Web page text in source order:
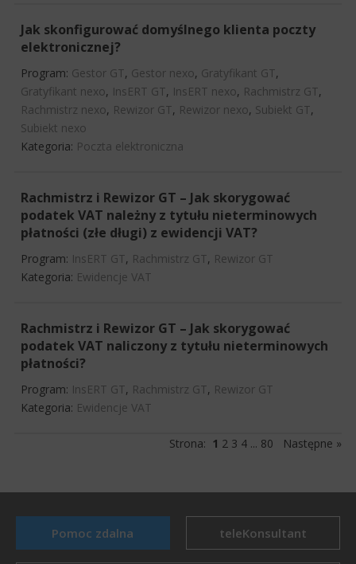
Jak skonfigurować domyślnego klienta poczty
elektronicznej?
Program: Gestor GT, Gestor nexo, Gratyfikant GT,
Gratyfikant nexo, InsERT GT, InsERT nexo, Rachmistrz GT,
Rachmistrz nexo, Rewizor GT, Rewizor nexo, Subiekt GT,
Subiekt nexo
Kategoria: Poczta elektroniczna
Rachmistrz i Rewizor GT – Jak skorygować
podatek VAT należny z tytułu nieterminowych
płatności (złe długi) z ewidencji VAT?
Program: InsERT GT, Rachmistrz GT, Rewizor GT
Kategoria: Ewidencje VAT
Rachmistrz i Rewizor GT – Jak skorygować
podatek VAT naliczony z tytułu nieterminowych
płatności?
Program: InsERT GT, Rachmistrz GT, Rewizor GT
Kategoria: Ewidencje VAT
Strona: 1 2 3 4 ... 80 Następne »
Pomoc zdalna teleKonsultant